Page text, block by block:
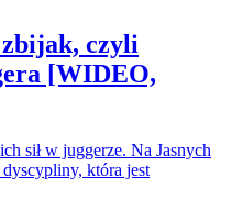
czyli
[WIDEO,
sił w juggerze. Na Jasnych
dyscypliny, która jest